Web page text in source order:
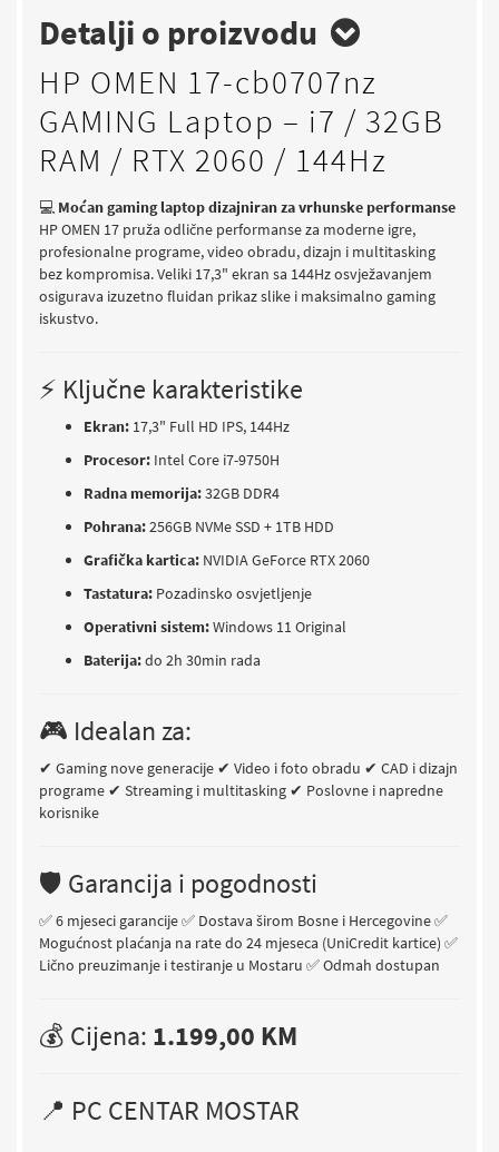
Detalji o proizvodu
HP OMEN 17-cb0707nz
GAMING Laptop – i7 / 32GB
RAM / RTX 2060 / 144Hz
💻 Moćan gaming laptop dizajniran za vrhunske performanse
HP OMEN 17 pruža odlične performanse za moderne igre,
profesionalne programe, video obradu, dizajn i multitasking
bez kompromisa. Veliki 17,3" ekran sa 144Hz osvježavanjem
osigurava izuzetno fluidan prikaz slike i maksimalno gaming
iskustvo.
⚡ Ključne karakteristike
Ekran: 17,3" Full HD IPS, 144Hz
Procesor: Intel Core i7-9750H
Radna memorija:32GB DDR4
Pohrana:256GB NVMe SSD + 1TB HDD
Grafička kartica: NVIDIA GeForce RTX 2060
Tastatura: Pozadinsko osvjetljenje
Operativni sistem:Windows 11 Original
Baterija:do 2h 30min rada
🎮 Idealan za:
✔ Gaming nove generacije ✔ Video i foto obradu ✔ CAD i dizajn
programe ✔ Streaming i multitasking ✔ Poslovne i napredne
korisnike
🛡 Garancija i pogodnosti
✅ 6 mjeseci garancije✅ Dostava širom Bosne i Hercegovine✅
Mogućnost plaćanja na rate do 24 mjeseca (UniCredit kartice) ✅
Lično preuzimanje i testiranje u Mostaru ✅ Odmah dostupan
💰 Cijena: 1.199,00 KM
📍 PC CENTAR MOSTAR